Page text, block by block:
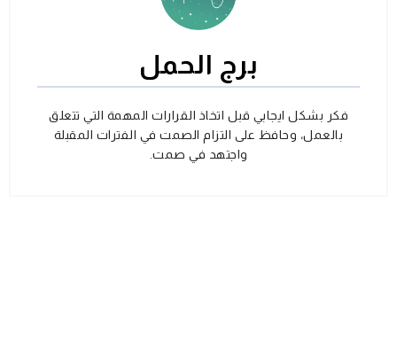
برج الحمل
فكر بشكل ايجابي قبل اتخاذ القرارات المهمة التي تتعلق
بالعمل، وحافظ على التزام الصمت في الفترات المقبلة
واجتهد في صمت.